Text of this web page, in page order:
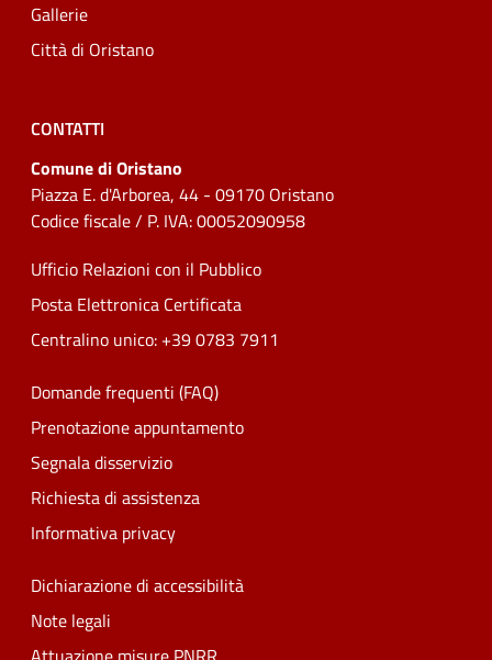
Gallerie
Città di Oristano
CONTATTI
Comune di Oristano
Piazza E. d'Arborea, 44 - 09170 Oristano
Codice fiscale / P. IVA: 00052090958
Ufficio Relazioni con il Pubblico
Posta Elettronica Certificata
Centralino unico: +39 0783 7911
Domande frequenti (FAQ)
Prenotazione appuntamento
Segnala disservizio
Richiesta di assistenza
Informativa privacy
Dichiarazione di accessibilità
Note legali